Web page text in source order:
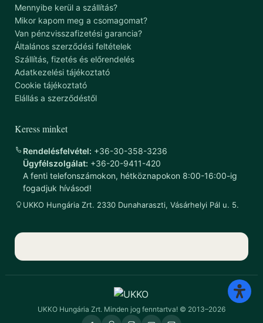
Mennyibe kerül a szállítás?
Mikor kapom meg a csomagomat?
Van pénzvisszafizetési garancia?
Általános szerződési feltételek
Szállítás, fizetés és előrendelés
Adatkezelési tájékoztató
Cookie tájékoztató
Elállás a szerződéstől
Keress minket
Rendelésfelvétel: +36-30-358-3236
Ügyfélszolgálat: +36-20-9411-420
A fenti telefonszámokon, hétköznapokon 8:00-16:00-ig
fogadjuk hívásod!
UKKO Hungária Zrt. 2330 Dunaharaszti, Vásárhelyi Pál u. 5.
UKKO Hungária Zrt. Minden jog fenntartva! © 2013–2026